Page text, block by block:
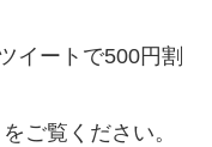
イートで500円割
ご覧ください。